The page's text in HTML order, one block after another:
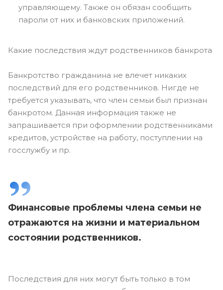
управляющему. Также он обязан сообщить
пароли от них и банковских приложений.
Какие последствия ждут родственников банкрота
Банкротство гражданина не влечет никаких
последствий для его родственников. Нигде не
требуется указывать, что член семьи был признан
банкротом. Данная информация также не
запрашивается при оформлении родственниками
кредитов, устройстве на работу, поступлении на
госслужбу и пр.
Финансовые проблемы члена семьи не
отражаются на жизни и материальном
состоянии родственников.
Последствия для них могут быть только в том